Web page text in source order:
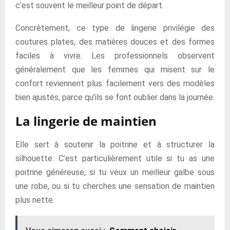
c’est souvent le meilleur point de départ.
Concrètement, ce type de lingerie privilégie des
coutures plates, des matières douces et des formes
faciles à vivre. Les professionnels observent
généralement que les femmes qui misent sur le
confort reviennent plus facilement vers des modèles
bien ajustés, parce qu’ils se font oublier dans la journée.
La lingerie de maintien
Elle sert à soutenir la poitrine et à structurer la
silhouette. C’est particulièrement utile si tu as une
poitrine généreuse, si tu veux un meilleur galbe sous
une robe, ou si tu cherches une sensation de maintien
plus nette.